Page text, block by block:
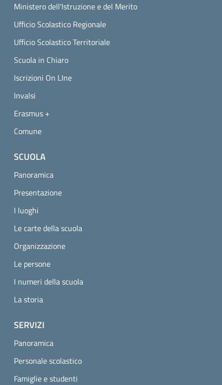
Ministero dell'Istruzione e del Merito
Ufficio Scolastico Regionale
Ufficio Scolastico Territoriale
Scuola in Chiaro
Iscrizioni On LIne
Invalsi
Erasmus +
Comune
SCUOLA
Panoramica
Presentazione
I luoghi
Le carte della scuola
Organizzazione
Le persone
I numeri della scuola
La storia
SERVIZI
Panoramica
Personale scolastico
Famiglie e studenti